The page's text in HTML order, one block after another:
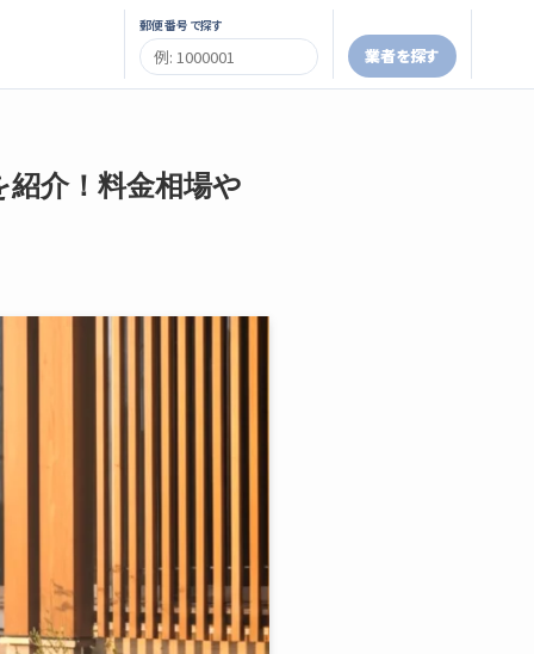
郵便番号で探す
業者を探す
介！料金相場や